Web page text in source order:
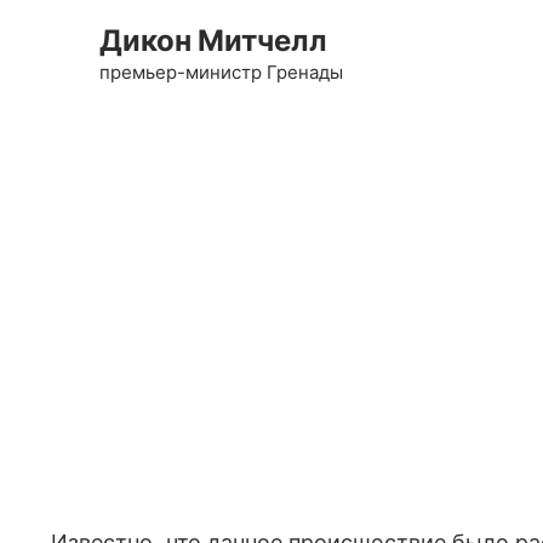
Дикон Митчелл
премьер-министр Гренады